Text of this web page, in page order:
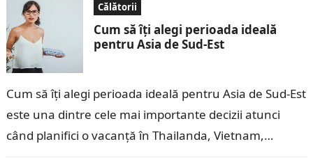
Călătorii
Cum să îți alegi perioada ideală
pentru Asia de Sud-Est
Cum să îți alegi perioada ideală pentru Asia de Sud-Est
este una dintre cele mai importante decizii atunci
când planifici o vacanță în Thailanda, Vietnam,